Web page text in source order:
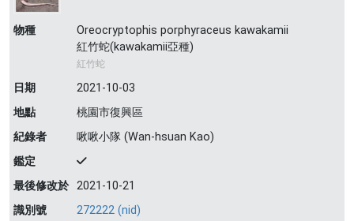
物種
Oreocryptophis porphyraceus kawakamii
紅竹蛇(kawakamii亞種)
紅竹蛇
日期
2021-10-03
地點
桃園市復興區
紀錄者
啾啾小隊 (Wan-hsuan Kao)
鑑定
最後修改於 2021-10-21
識別號
272222 (nid)